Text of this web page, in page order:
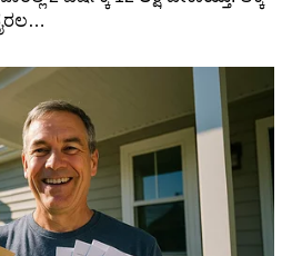
ಉಪಲೋಕಾಯುಕ್ತರ ಬಿಗ್ ಶಾಕ್!
ಪ್ರಾಣ":
| Rishab
News
TAX ಇಳಿಕೆ: ಮೋದಿ-
| India US